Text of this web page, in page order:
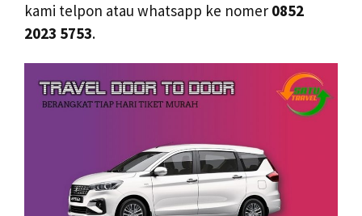
kami telpon atau whatsapp ke nomer 0852
2023 5753.